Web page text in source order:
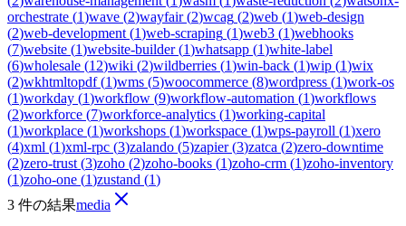
orchestrate (1)wave (2)wayfair(2)wcag (2)web (1)web-design
(2)web-development (1)web-scraping (1)web3 (1)webhooks
(7)website (1)website-builder(1)whatsapp (1)white-label
(6)wholesale (12)wiki (2)wildberries (1)win-back (1)wip (1)wix
(2)wkhtmltopdf(1)wms (5)woocommerce (8)wordpress (1)work-os
(1)workday (1)workflow (9)workflow-automation (1)workflows
(2)workforce (7)workforce-analytics (1)working-capital
(1)workplace (1)workshops (1)workspace (1)wps-payroll (1)xero
(4)xml (1)xml-rpc (3)zalando (5)zapier(3)zatca (2)zero-downtime
(2)zero-trust (3)zoho (2)zoho-books (1)zoho-crm (1)zoho-inventory
(1)zoho-one (1)zustand (1)
3 件の結果media